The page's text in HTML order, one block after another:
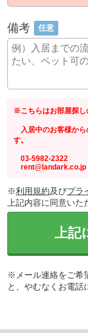
備考 任意
※こちらはお部屋探し
入居中のお客様から
す。
03-5982-2322
rent@landark.co.jp
※利用規約及びプラ
上記内容に同意い
上記
※メール連絡をご希
と、やむなくお電話